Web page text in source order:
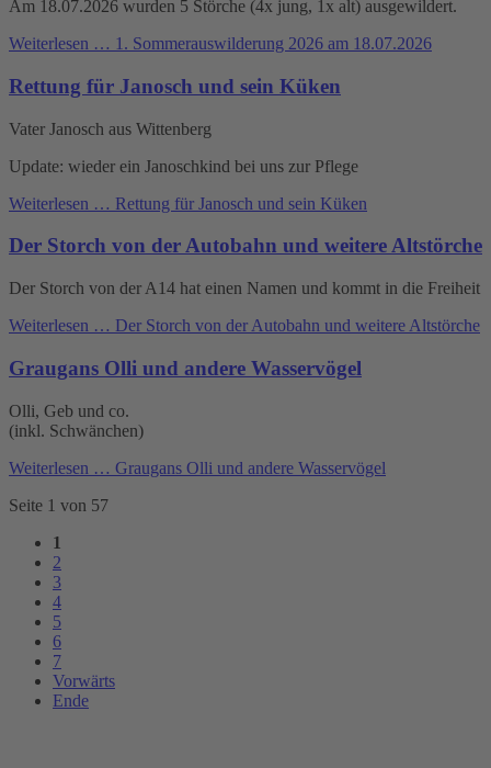
Am 18.07.2026 wurden 5 Störche (4x jung, 1x alt) ausgewildert.
Weiterlesen … 1. Sommerauswilderung 2026 am 18.07.2026
Rettung für Janosch und sein Küken
Vater Janosch aus Wittenberg
Update: wieder ein Janoschkind bei uns zur Pflege
Weiterlesen … Rettung für Janosch und sein Küken
Der Storch von der Autobahn und weitere Altstörche
Der Storch von der A14 hat einen Namen und kommt in die Freiheit
Weiterlesen … Der Storch von der Autobahn und weitere Altstörche
Graugans Olli und andere Wasservögel
Olli, Geb und co.
(inkl. Schwänchen)
Weiterlesen … Graugans Olli und andere Wasservögel
Seite 1 von 57
1
2
3
4
5
6
7
Vorwärts
Ende